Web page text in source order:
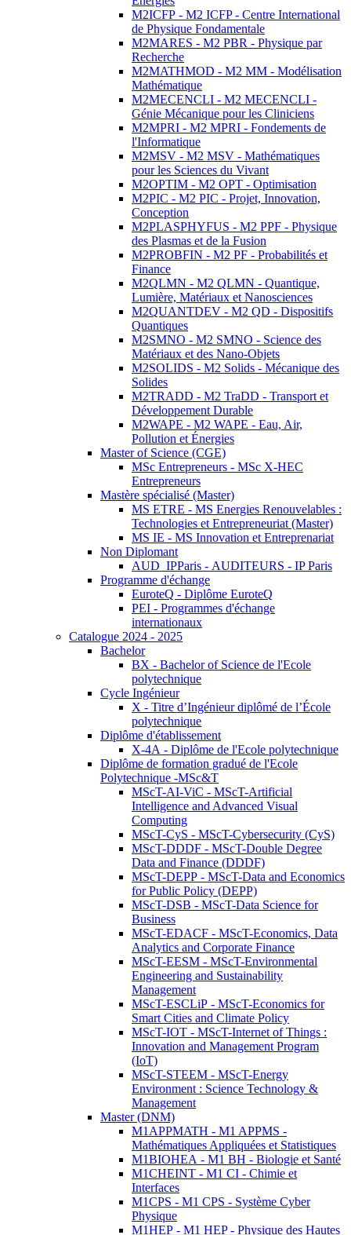
M2ICFP - M2 ICFP - Centre International
de Physique Fondamentale
M2MARES - M2 PBR - Physique par
Recherche
M2MATHMOD - M2 MM - Modélisation
Mathématique
M2MECENCLI - M2 MECENCLI -
Génie Mécanique pour les Cliniciens
M2MPRI - M2 MPRI - Fondements de
l'Informatique
M2MSV - M2 MSV - Mathématiques
pour les Sciences du Vivant
M2OPTIM - M2 OPT - Optimisation
M2PIC - M2 PIC - Projet, Innovation,
Conception
M2PLASPHYFUS - M2 PPF - Physique
des Plasmas et de la Fusion
M2PROBFIN - M2 PF - Probabilités et
Finance
M2QLMN - M2 QLMN - Quantique,
Lumière, Matériaux et Nanosciences
M2QUANTDEV - M2 QD - Dispositifs
Quantiques
M2SMNO - M2 SMNO - Science des
Matériaux et des Nano-Objets
M2SOLIDS - M2 Solids - Mécanique des
Solides
M2TRADD - M2 TraDD - Transport et
Développement Durable
M2WAPE - M2 WAPE - Eau, Air,
Pollution et Énergies
Master of Science (CGE)
MSc Entrepreneurs - MSc X-HEC
Entrepreneurs
Mastère spécialisé (Master)
MS ETRE - MS Energies Renouvelables :
Technologies et Entrepreneuriat (Master)
MS IE - MS Innovation et Entreprenariat
Non Diplomant
AUD_IPParis - AUDITEURS - IP Paris
Programme d'échange
EuroteQ - Diplôme EuroteQ
PEI - Programmes d'échange
internationaux
Catalogue 2024 - 2025
Bachelor
BX - Bachelor of Science de l'Ecole
polytechnique
Cycle Ingénieur
X - Titre d’Ingénieur diplômé de l’École
polytechnique
Diplôme d'établissement
X-4A - Diplôme de l'Ecole polytechnique
Diplôme de formation gradué de l'Ecole
Polytechnique -MSc&T
MScT-AI-ViC - MScT-Artificial
Intelligence and Advanced Visual
Computing
MScT-CyS - MScT-Cybersecurity (CyS)
MScT-DDDF - MScT-Double Degree
Data and Finance (DDDF)
MScT-DEPP - MScT-Data and Economics
for Public Policy (DEPP)
MScT-DSB - MScT-Data Science for
Business
MScT-EDACF - MScT-Economics, Data
Analytics and Corporate Finance
MScT-EESM - MScT-Environmental
Engineering and Sustainability
Management
MScT-ESCLiP - MScT-Economics for
Smart Cities and Climate Policy
MScT-IOT - MScT-Internet of Things :
Innovation and Management Program
(IoT)
MScT-STEEM - MScT-Energy
Environment : Science Technology &
Management
Master (DNM)
M1APPMATH - M1 APPMS -
Mathématiques Appliquées et Statistiques
M1BIOHEA - M1 BH - Biologie et Santé
M1CHEINT - M1 CI - Chimie et
Interfaces
M1CPS - M1 CPS - Système Cyber
Physique
M1HEP - M1 HEP - Physique des Hautes